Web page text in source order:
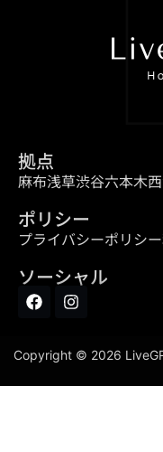
拠点
麻布浅草渋谷六本木
ポリシー
プライバシーポリシー
ソーシャル
Copyright © 2026